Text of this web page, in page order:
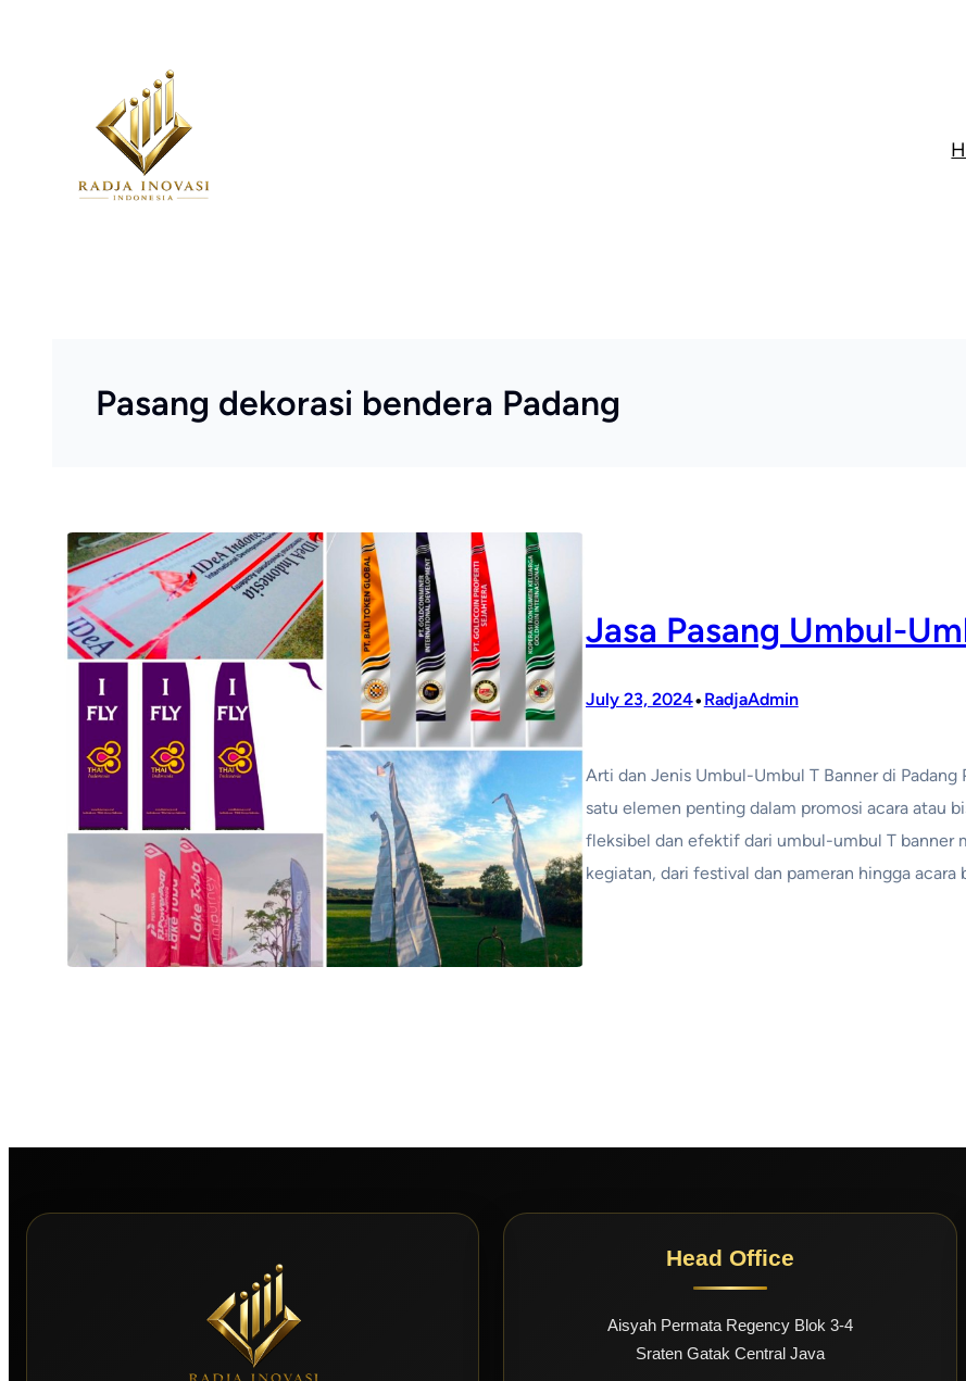
Pasang dekorasi bendera Padang
Jasa Pasang Umbul-
July 23, 2024•RadjaAdmin
Arti dan Jenis Umbul-Umbul T Banner di
satu elemen penting dalam promosi acara atau
fleksibel dan efektif dari umbul-umbul T banner
kegiatan, dari festival dan pameran hingga acara
Head Office
Aisyah Permata Regency Blok 3-4
Sraten Gatak Central Java